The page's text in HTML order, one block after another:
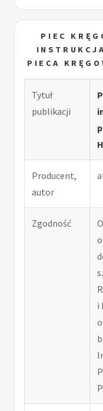
PIEC
PIECA
Tytuł
publikacji
Producent,
autor
Zgodność
i